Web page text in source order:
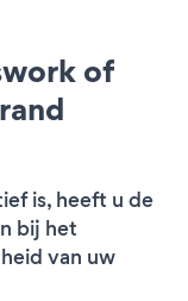
of
is, heeft u de
bij het
van uw